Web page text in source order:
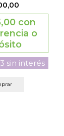
con
o
sin interés